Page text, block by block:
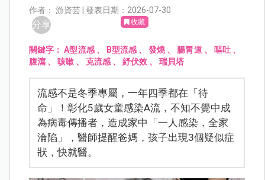
作者： 游資芸 | 發表日期：2026-07-30
分享 收藏
關鍵字：A型流感、 B型流感 、發燒 、 腸胃道、 嘔吐、
腹瀉 、 咳嗽 、克流感 、紓伏效 、瑞貝塔
流感不是冬季專屬，一年四季都在「待
命」！彰化5歲女童感染A流，不知不覺中成
為病毒傳播者，造成家中「一人感染，全家
淪陷」，醫師提醒爸媽，孩子出現3個疑似症
狀，快就醫。